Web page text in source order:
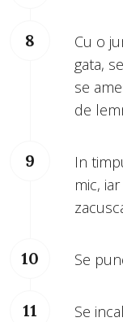
Cu o
gata,
se
de
In
mic,
Se
Se